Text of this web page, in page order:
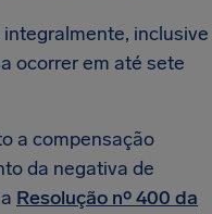
inclusive
ocorrer em até sete
a compensação
da negativa de
Resolução nº 400 da